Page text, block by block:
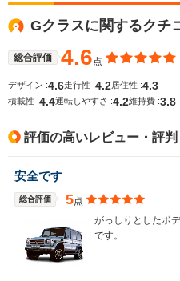
WLTCモード
燃費
Gクラスに関するクチ
総合評価 4.6点
デザイン :4.6走行性 :4.2 居住性 :4.3
積載性 :4.4運転しやすさ :4.2維持費 :3.8
評価の高いレビュー・評判
安全です
総合評価 5点
がっしりとしたボ
です。